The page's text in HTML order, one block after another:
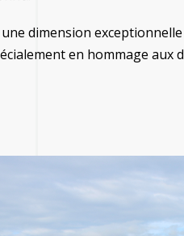
dimension
en hommage aux